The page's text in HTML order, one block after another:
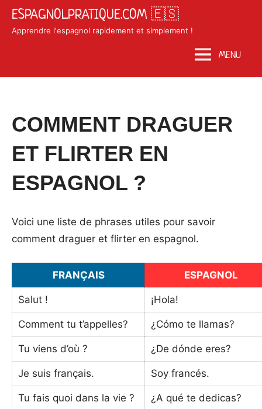
SkipESPAGNOLPRATIQUE.COM 🇪🇸
Apprendre l'espagnol rapidement et simplement !
MENU
Posted
on
juin
10,
by
Matosan3142020
in
Phrases
utiles
COMMENT DRAGUER
ET FLIRTER EN
ESPAGNOL ?
Voici une liste de phrases utiles pour savoir
comment draguer et flirter en espagnol.
FRANÇAIS ESPAGNOL
Salut ! ¡Hola!
Comment tu t’appelles? ¿Cómo te llamas?
Tu viens d’où ? ¿De dónde eres?
Je suis français. Soy francés.
Tu fais quoi dans la vie ? ¿A qué te dedicas?